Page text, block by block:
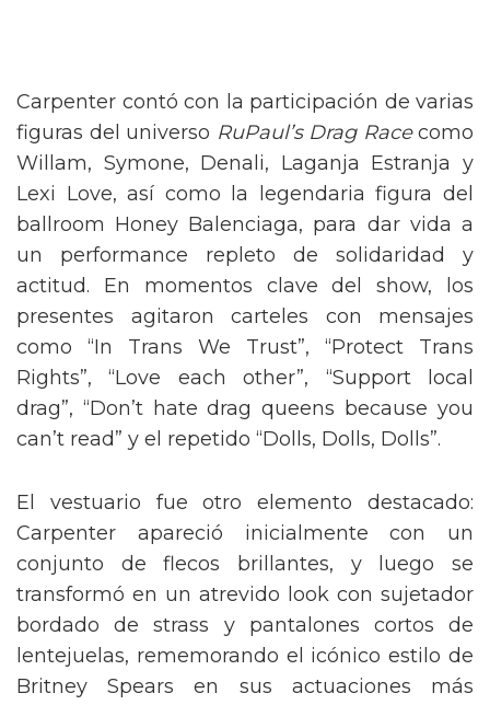
Carpenter contó con la participación de varias
figuras del universo RuPaul’s Drag Racecomo
Willam, Symone, Denali, Laganja Estranja y
Lexi Love, así como la legendaria figura del
ballroom Honey Balenciaga, para dar vida a
un performance repleto de solidaridad y
actitud. En momentos clave del show, los
presentes agitaron carteles con mensajes
como “In Trans We Trust”, “Protect Trans
Rights”, “Love each other”, “Support local
drag”, “Don’t hate drag queens because you
can’t read” y el repetido “Dolls, Dolls, Dolls”.
El vestuario fue otro elemento destacado:
Carpenter apareció inicialmente con un
conjunto de flecos brillantes, y luego se
transformó en un atrevido look con sujetador
bordado de strass y pantalones cortos de
lentejuelas, rememorando el icónico estilo de
Britney Spears en sus actuaciones más